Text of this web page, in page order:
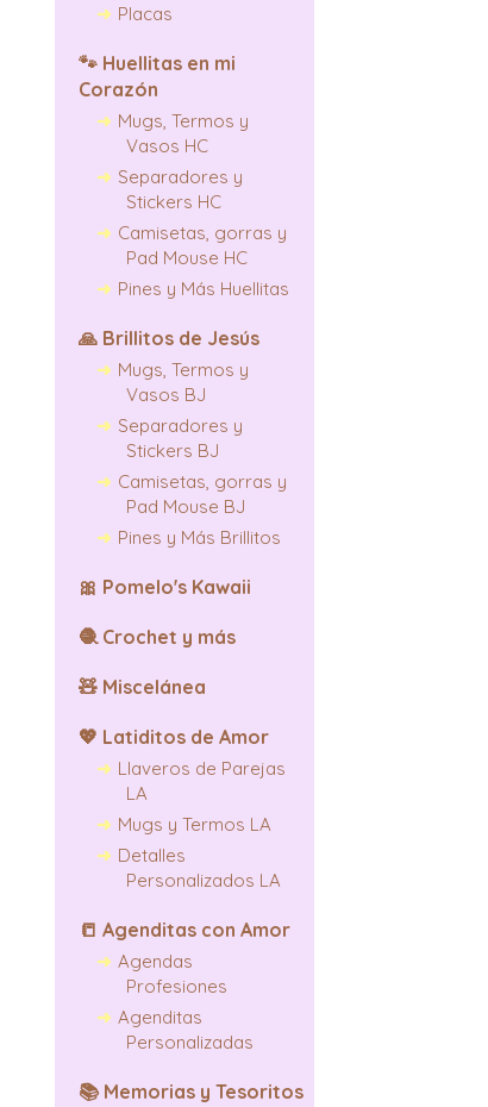
Placas
🐾 Huellitas en mi
Corazón
Mugs, Termos y
Vasos HC
Separadores y
Stickers HC
Camisetas, gorras y
Pad Mouse HC
Pines y Más Huellitas
🙏 Brillitos de Jesús
Mugs, Termos y
Vasos BJ
Separadores y
Stickers BJ
Camisetas, gorras y
Pad Mouse BJ
Pines y Más Brillitos
🎀 Pomelo's Kawaii
🧶 Crochet y más
🧸 Miscelánea
💖 Latiditos de Amor
Llaveros de Parejas
LA
Mugs y Termos LA
Detalles
Personalizados LA
📒 Agenditas con Amor
Agendas
Profesiones
Agenditas
Personalizadas
📚 Memorias y Tesoritos